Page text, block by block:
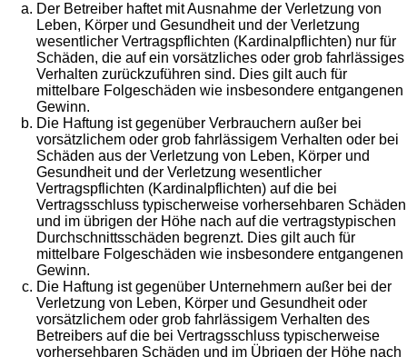
Der Betreiber haftet mit Ausnahme der Verletzung von
Leben, Körper und Gesundheit und der Verletzung
wesentlicher Vertragspflichten (Kardinalpflichten) nur für
Schäden, die auf ein vorsätzliches oder grob fahrlässiges
Verhalten zurückzuführen sind. Dies gilt auch für
mittelbare Folgeschäden wie insbesondere entgangenen
Gewinn.
Die Haftung ist gegenüber Verbrauchern außer bei
vorsätzlichem oder grob fahrlässigem Verhalten oder bei
Schäden aus der Verletzung von Leben, Körper und
Gesundheit und der Verletzung wesentlicher
Vertragspflichten (Kardinalpflichten) auf die bei
Vertragsschluss typischerweise vorhersehbaren Schäden
und im übrigen der Höhe nach auf die vertragstypischen
Durchschnittsschäden begrenzt. Dies gilt auch für
mittelbare Folgeschäden wie insbesondere entgangenen
Gewinn.
Die Haftung ist gegenüber Unternehmern außer bei der
Verletzung von Leben, Körper und Gesundheit oder
vorsätzlichem oder grob fahrlässigem Verhalten des
Betreibers auf die bei Vertragsschluss typischerweise
vorhersehbaren Schäden und im Übrigen der Höhe nach